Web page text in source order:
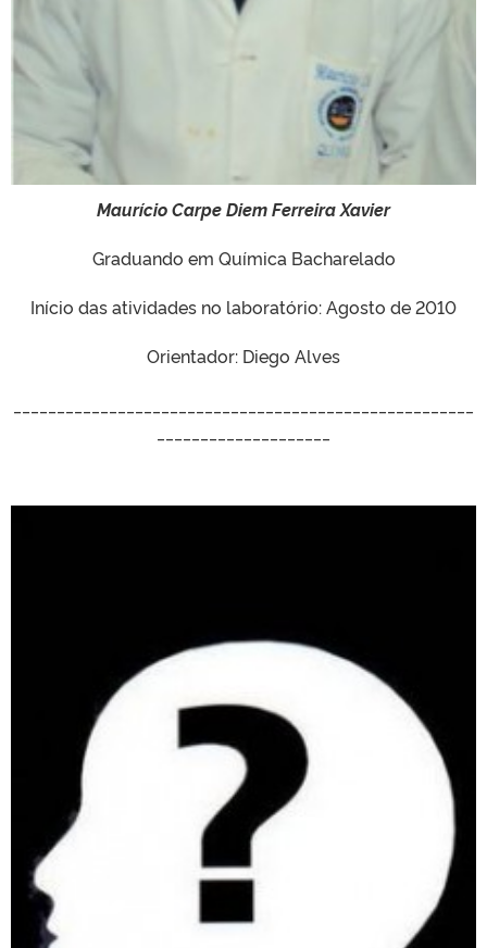
Maurício Carpe Diem Ferreira Xavier
Graduando em Química Bacharelado
Início das atividades no laboratório: Agosto de 2010
Orientador: Diego Alves